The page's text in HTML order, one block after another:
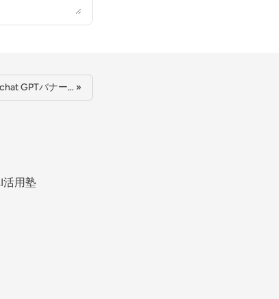
chat GPTバナー… »
活用塾